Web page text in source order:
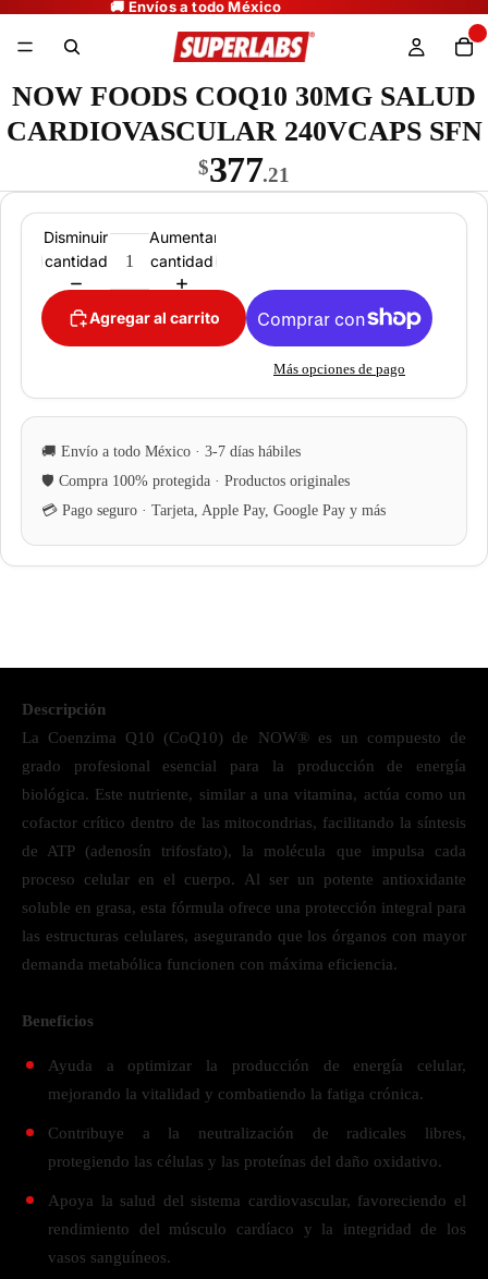
NOW FOODS COQ10 30MG SALUD
CARDIOVASCULAR 240VCAPS SFN
$377.21
Disminuir
cantidad
Aumentar
cantidad
Agregar al carrito
Más opciones de pago
Descripción
La Coenzima Q10 (CoQ10) de NOW® es un compuesto de
grado profesional esencial para la producción de energía
biológica. Este nutriente, similar a una vitamina, actúa como un
cofactor crítico dentro de las mitocondrias, facilitando la síntesis
de ATP (adenosín trifosfato), la molécula que impulsa cada
proceso celular en el cuerpo. Al ser un potente antioxidante
soluble en grasa, esta fórmula ofrece una protección integral para
las estructuras celulares, asegurando que los órganos con mayor
demanda metabólica funcionen con máxima eficiencia.
Beneficios
Ayuda a optimizar la producción de energía celular,
mejorando la vitalidad y combatiendo la fatiga crónica.
Contribuye a la neutralización de radicales libres,
protegiendo las células y las proteínas del daño oxidativo.
Apoya la salud del sistema cardiovascular, favoreciendo el
rendimiento del músculo cardíaco y la integridad de los
vasos sanguíneos.